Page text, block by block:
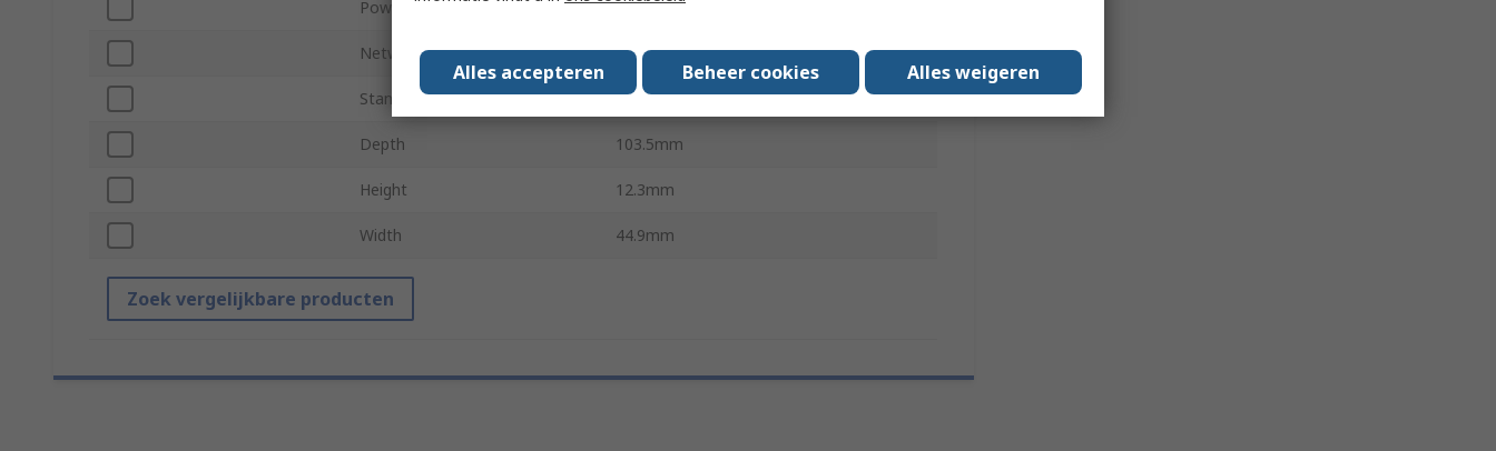
Power Source USB
Network Connection Type USB
Standards/Approvals CE, FCC, RCM, UKCA, BSMI, KC, EAC
Depth 103.5mm
Height 12.3mm
Width 44.9mm
Zoek vergelijkbare producten
Alles accepteren Beheer cookies Alles weigeren